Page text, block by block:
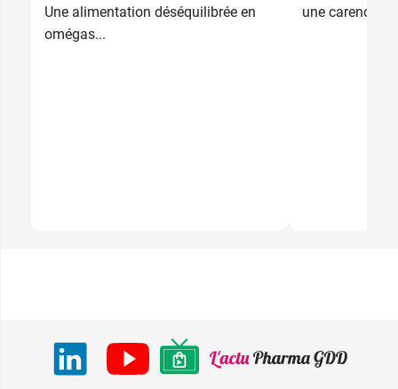
Une alimentation déséquilibrée en
omégas...
une carence